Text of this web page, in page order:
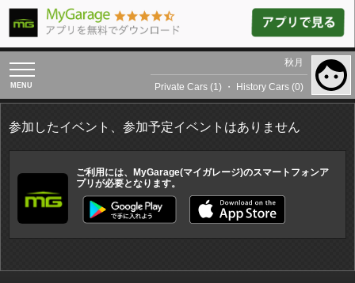
toggle
navigation
秋月
Private Cars (1) ・ History Cars (0)
参加したイベント、参加予定イベントはありません
ご利用には、MyGarage(マイガレージ)のスマートフォンア
プリが必要となります。